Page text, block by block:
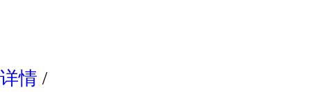
详情 /